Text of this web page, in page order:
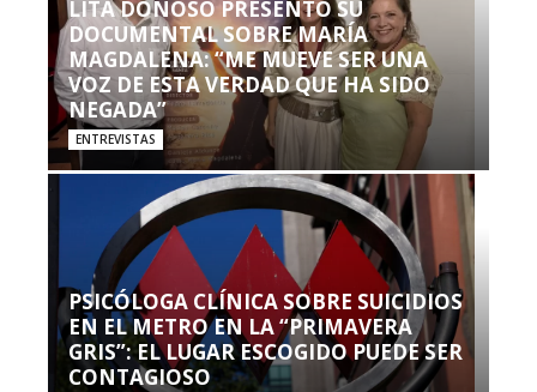
LITA DONOSO PRESENTÓ SU
DOCUMENTAL SOBRE MARÍA
MAGDALENA: “ME MUEVE SER UNA
VOZ DE ESTA VERDAD QUE HA SIDO
NEGADA”
ENTREVISTAS
PSICÓLOGA CLÍNICA SOBRE SUICIDIOS
EN EL METRO EN LA “PRIMAVERA
GRIS”: EL LUGAR ESCOGIDO PUEDE SER
CONTAGIOSO